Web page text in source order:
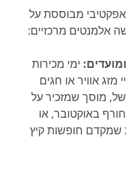
אפקטיבי מבוססת על
אלמנטים מרכזיים:
ימי מכירות
מזג אוויר או חגים
מוסך שמזכיר על
באוקטובר, או
שמקדם חופשות קיץ